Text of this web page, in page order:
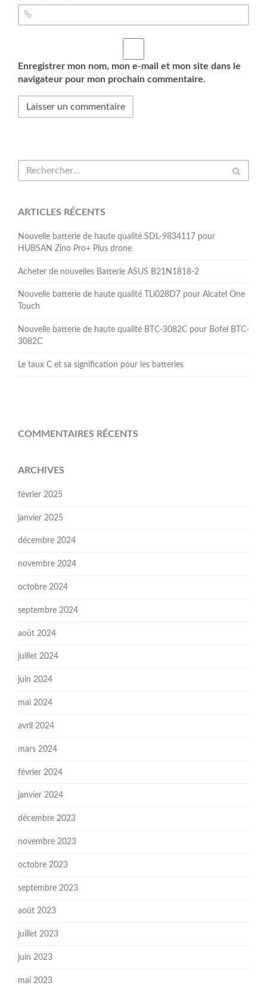
Enregistrer mon nom, mon e-mail et mon site dans le
navigateur pour mon prochain commentaire.
ARTICLES RÉCENTS
Nouvelle batterie de haute qualité SDL-9834117 pour
HUBSAN Zino Pro+ Plus drone
Acheter de nouvelles Batterie ASUS B21N1818-2
Nouvelle batterie de haute qualité TLi028D7 pour Alcatel One
Touch
Nouvelle batterie de haute qualité BTC-3082C pour Bofei BTC-
3082C
Le taux C et sa signification pour les batteries
COMMENTAIRES RÉCENTS
ARCHIVES
février 2025
janvier 2025
décembre 2024
novembre 2024
octobre 2024
septembre 2024
août 2024
juillet 2024
juin 2024
mai 2024
avril 2024
mars 2024
février 2024
janvier 2024
décembre 2023
novembre 2023
octobre 2023
septembre 2023
août 2023
juillet 2023
juin 2023
mai 2023